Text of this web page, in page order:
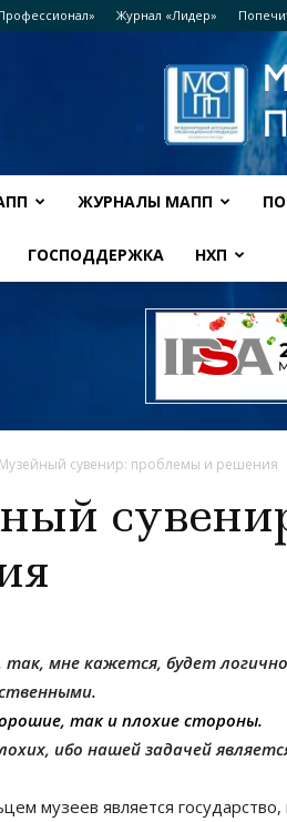
Журнал «Лидер»
ЖУРНАЛЫ МАПП
ГОСПОДДЕРЖКА НХП
Музейный сувенир: проблемы и решения
мне кажется, будет
так и плохие стороны.
ибо нашей задачей
музеев является